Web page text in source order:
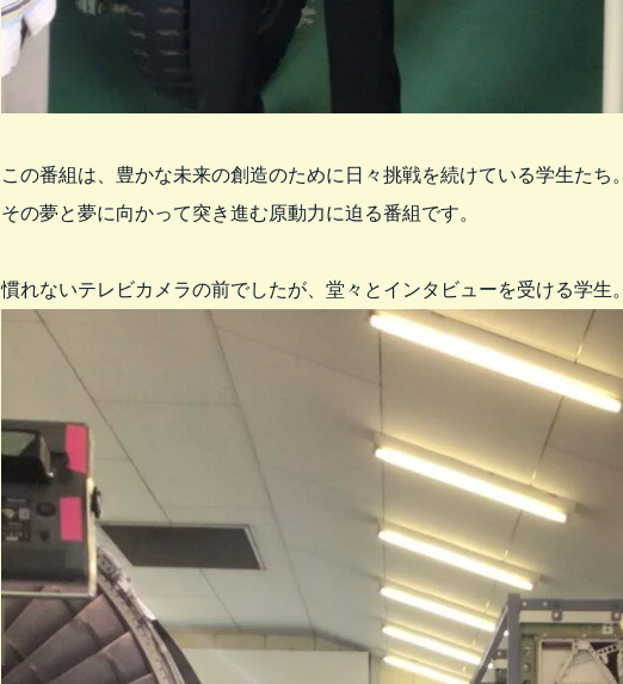
この番組は、豊かな未来の創造のために日々挑戦を続けている学生たち。
その夢と夢に向かって突き進む原動力に迫る番組です。
慣れないテレビカメラの前でしたが、堂々とインタビューを受ける学生。